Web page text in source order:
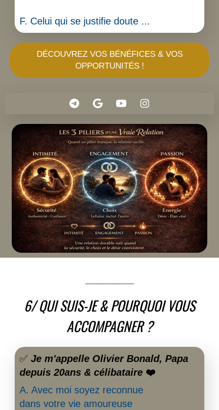
F. Celui qui se justifie doute ...
DÉCOUVREZ VOS BÉNÉFICES & VOS
OPPORTUNITÉS !
6/ QUI SUIS-JE & POURQUOI VOUS
ACCOMPAGNER ?
✅ Je m'appelle Olivier Bonald, Papa
depuis 20ans & célibataire ❤️‍
A. Avec moi soyez reconnue
dans votre vie amoureuse